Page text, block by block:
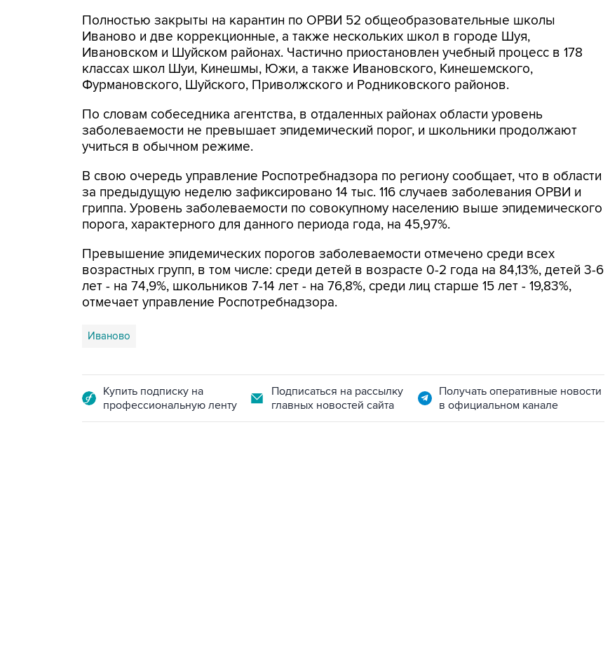
Полностью закрыты на карантин по ОРВИ 52 общеобразовательные школы
Иваново и две коррекционные, а также нескольких школ в городе Шуя,
Ивановском и Шуйском районах. Частично приостановлен учебный процесс в 178
классах школ Шуи, Кинешмы, Южи, а также Ивановского, Кинешемского,
Фурмановского, Шуйского, Приволжского и Родниковского районов.
По словам собеседника агентства, в отдаленных районах области уровень
заболеваемости не превышает эпидемический порог, и школьники продолжают
учиться в обычном режиме.
В свою очередь управление Роспотребнадзора по региону сообщает, что в области
за предыдущую неделю зафиксировано 14 тыс. 116 случаев заболевания ОРВИ и
гриппа. Уровень заболеваемости по совокупному населению выше эпидемического
порога, характерного для данного периода года, на 45,97%.
Превышение эпидемических порогов заболеваемости отмечено среди всех
возрастных групп, в том числе: среди детей в возрасте 0-2 года на 84,13%, детей 3-6
лет - на 74,9%, школьников 7-14 лет - на 76,8%, среди лиц старше 15 лет - 19,83%,
отмечает управление Роспотребнадзора.
Иваново
Купить подписку на
профессиональную ленту
Подписаться на рассылку
главных новостей сайта
Получать оперативные новости
в официальном канале